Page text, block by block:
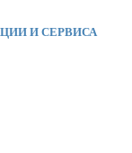
И СЕРВИСА